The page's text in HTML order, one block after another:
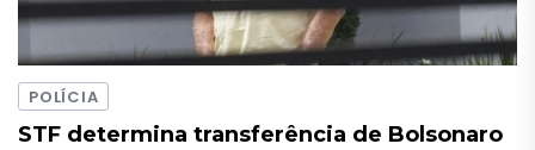
POLÍCIA
STF determina transferência de Bolsonaro